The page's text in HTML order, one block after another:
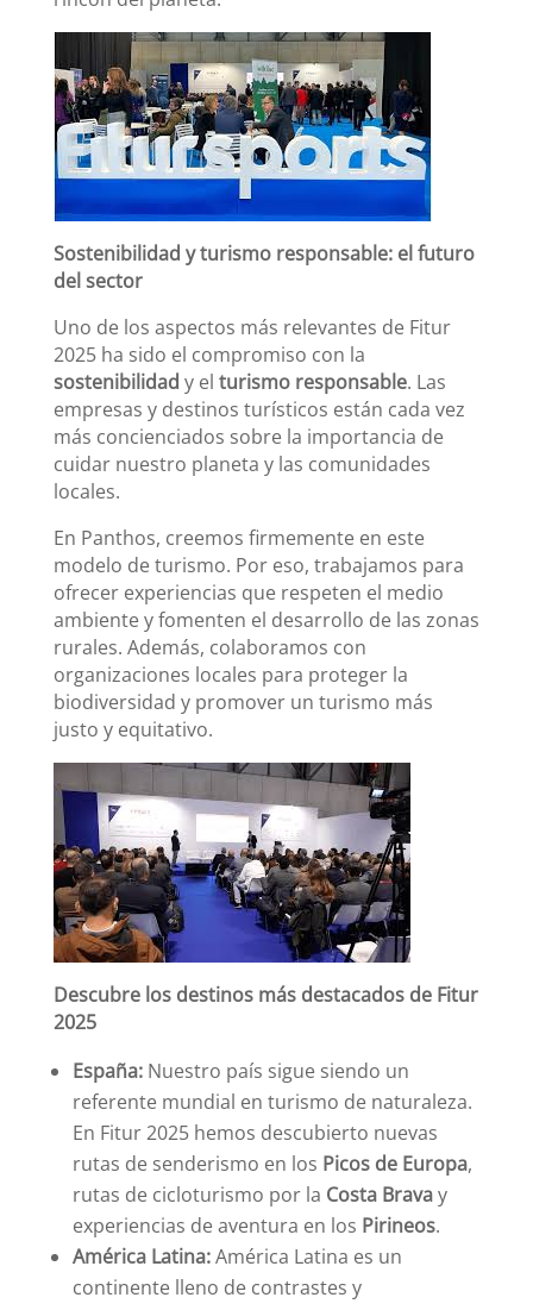
Sostenibilidad y turismo responsable: el futuro
del sector
Uno de los aspectos más relevantes de Fitur
2025 ha sido el compromiso con la
sostenibilidad y el turismo responsable. Las
empresas y destinos turísticos están cada vez
más concienciados sobre la importancia de
cuidar nuestro planeta y las comunidades
locales.
En Panthos, creemos firmemente en este
modelo de turismo. Por eso, trabajamos para
ofrecer experiencias que respeten el medio
ambiente y fomenten el desarrollo de las zonas
rurales. Además, colaboramos con
organizaciones locales para proteger la
biodiversidad y promover un turismo más
justo y equitativo.
Descubre los destinos más destacados de Fitur
2025
España:Nuestro país sigue siendo un
referente mundial en turismo de naturaleza.
En Fitur 2025 hemos descubierto nuevas
rutas de senderismo en los Picos de Europa,
rutas de cicloturismo por la Costa Bravay
experiencias de aventura en los Pirineos.
América Latina:América Latina es un
continente lleno de contrastes y